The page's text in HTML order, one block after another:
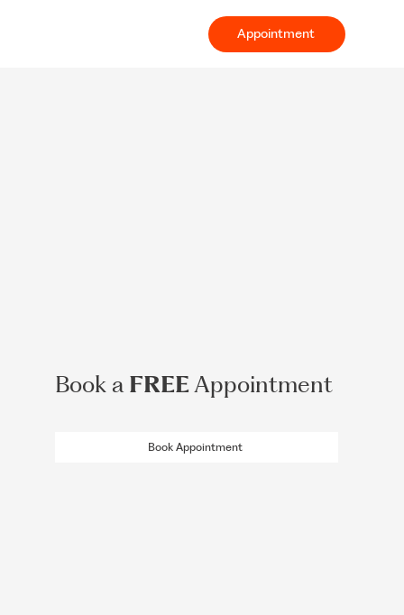
Appointment
Book a FREE Appointment
Book Appointment